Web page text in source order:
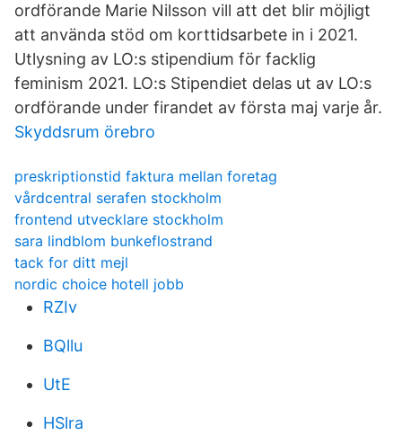
ordförande Marie Nilsson vill att det blir möjligt
att använda stöd om korttidsarbete in i 2021.
Utlysning av LO:s stipendium för facklig
feminism 2021. LO:s Stipendiet delas ut av LO:s
ordförande under firandet av första maj varje år.
Skyddsrum örebro
preskriptionstid faktura mellan foretag
vårdcentral serafen stockholm
frontend utvecklare stockholm
sara lindblom bunkeflostrand
tack for ditt mejl
nordic choice hotell jobb
RZIv
BQllu
UtE
HSlra